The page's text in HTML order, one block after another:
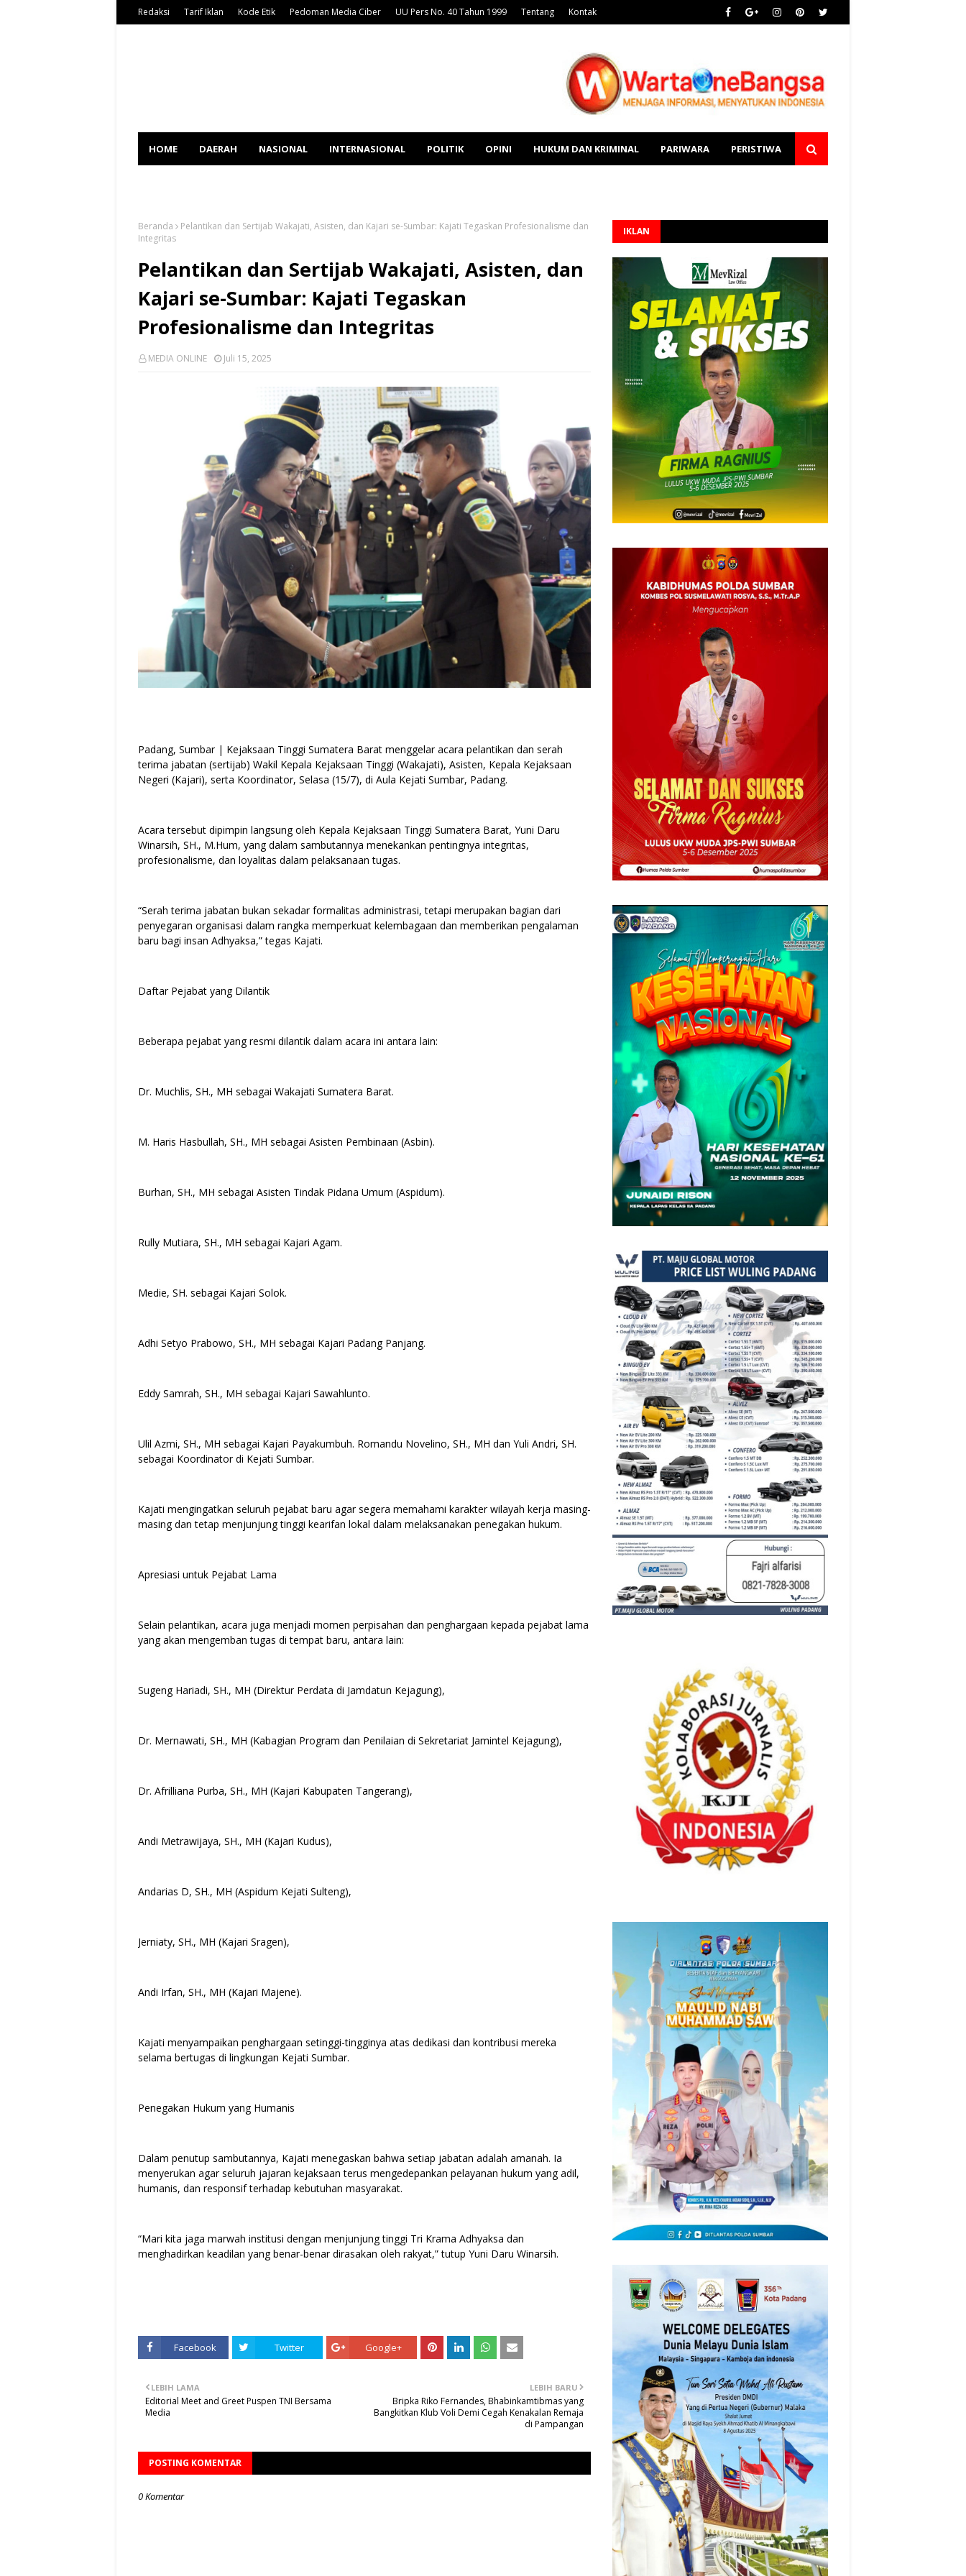
Redaksi Tarif Iklan Kode Etik Pedoman Media Ciber UU Pers No. 40 Tahun 1999 Tentang Kontak
HOME DAERAH NASIONAL INTERNASIONAL POLITIK OPINI HUKUM DAN KRIMINAL PARIWARA PERISTIWA
Beranda
Pelantikan dan Sertijab Wakajati, Asisten, dan Kajari se-Sumbar: Kajati Tegaskan Profesionalisme dan
Integritas
Pelantikan dan Sertijab Wakajati, Asisten, dan
Kajari se-Sumbar: Kajati Tegaskan
Profesionalisme dan Integritas
MEDIA ONLINE Juli 15, 2025
Padang, Sumbar | Kejaksaan Tinggi Sumatera Barat menggelar acara pelantikan dan serah
terima jabatan (sertijab) Wakil Kepala Kejaksaan Tinggi (Wakajati), Asisten, Kepala Kejaksaan
Negeri (Kajari), serta Koordinator, Selasa (15/7), di Aula Kejati Sumbar, Padang.
Acara tersebut dipimpin langsung oleh Kepala Kejaksaan Tinggi Sumatera Barat, Yuni Daru
Winarsih, SH., M.Hum, yang dalam sambutannya menekankan pentingnya integritas,
profesionalisme, dan loyalitas dalam pelaksanaan tugas.
“Serah terima jabatan bukan sekadar formalitas administrasi, tetapi merupakan bagian dari
penyegaran organisasi dalam rangka memperkuat kelembagaan dan memberikan pengalaman
baru bagi insan Adhyaksa,” tegas Kajati.
Daftar Pejabat yang Dilantik
Beberapa pejabat yang resmi dilantik dalam acara ini antara lain:
Dr. Muchlis, SH., MH sebagai Wakajati Sumatera Barat.
M. Haris Hasbullah, SH., MH sebagai Asisten Pembinaan (Asbin).
Burhan, SH., MH sebagai Asisten Tindak Pidana Umum (Aspidum).
Rully Mutiara, SH., MH sebagai Kajari Agam.
Medie, SH. sebagai Kajari Solok.
Adhi Setyo Prabowo, SH., MH sebagai Kajari Padang Panjang.
Eddy Samrah, SH., MH sebagai Kajari Sawahlunto.
Ulil Azmi, SH., MH sebagai Kajari Payakumbuh. Romandu Novelino, SH., MH dan Yuli Andri, SH.
sebagai Koordinator di Kejati Sumbar.
Kajati mengingatkan seluruh pejabat baru agar segera memahami karakter wilayah kerja masing-
masing dan tetap menjunjung tinggi kearifan lokal dalam melaksanakan penegakan hukum.
Apresiasi untuk Pejabat Lama
Selain pelantikan, acara juga menjadi momen perpisahan dan penghargaan kepada pejabat lama
yang akan mengemban tugas di tempat baru, antara lain:
Sugeng Hariadi, SH., MH (Direktur Perdata di Jamdatun Kejagung),
Dr. Mernawati, SH., MH (Kabagian Program dan Penilaian di Sekretariat Jamintel Kejagung),
Dr. Afrilliana Purba, SH., MH (Kajari Kabupaten Tangerang),
Andi Metrawijaya, SH., MH (Kajari Kudus),
Andarias D, SH., MH (Aspidum Kejati Sulteng),
Jerniaty, SH., MH (Kajari Sragen),
Andi Irfan, SH., MH (Kajari Majene).
Kajati menyampaikan penghargaan setinggi-tingginya atas dedikasi dan kontribusi mereka
selama bertugas di lingkungan Kejati Sumbar.
Penegakan Hukum yang Humanis
Dalam penutup sambutannya, Kajati menegaskan bahwa setiap jabatan adalah amanah. Ia
menyerukan agar seluruh jajaran kejaksaan terus mengedepankan pelayanan hukum yang adil,
humanis, dan responsif terhadap kebutuhan masyarakat.
“Mari kita jaga marwah institusi dengan menjunjung tinggi Tri Krama Adhyaksa dan
menghadirkan keadilan yang benar-benar dirasakan oleh rakyat,” tutup Yuni Daru Winarsih.
Facebook Twitter Google+
LEBIH BARU
Bripka Riko Fernandes, Bhabinkamtibmas yang
Bangkitkan Klub Voli Demi Cegah Kenakalan Remaja
di Pampangan
LEBIH LAMA
Editorial Meet and Greet Puspen TNI Bersama
Media
POSTING KOMENTAR
0 Komentar
IKLAN